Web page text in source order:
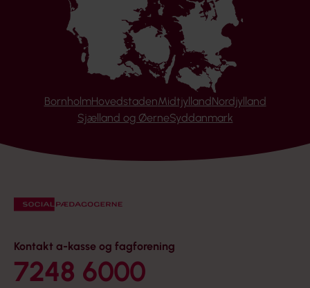
BornholmHovedstadenMidtjyllandNordjylland
Sjælland og ØerneSyddanmark
Kontakt a-kasse og fagforening
7248 6000